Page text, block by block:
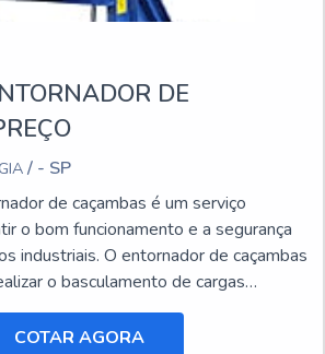
DE
/ - SP
de caçambas é um serviço
o bom funcionamento e a segurança
industriais. O entornador de caçambas
o basculamento de cargas
transporte e a descarga de materiais.
COTAR AGORA